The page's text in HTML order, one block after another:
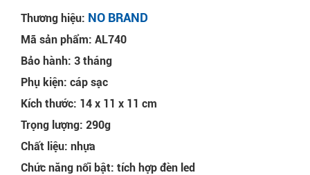
Thương hiệu: NO BRAND
Mã sản phẩm: AL740
Bảo hành: 3 tháng
Phụ kiện: cáp sạc
Kích thước: 14 x 11 x 11 cm
Trọng lượng: 290g
Chất liệu: nhựa
Chức năng nổi bật: tích hợp đèn led